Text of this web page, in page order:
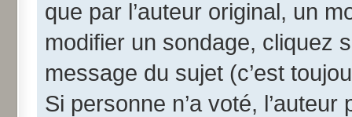
que par l’auteur original, un
modifier un sondage, cliquez
message du sujet (c’est
Si personne n’a voté,